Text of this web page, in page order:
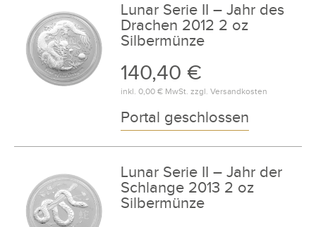
Lunar Serie II – Jahr des
Drachen 2012 2 oz
Silbermünze
140,40 €
inkl. 0,00 €MwSt. zzgl. Versandkosten
Portal geschlossen
Lunar Serie II – Jahr der
Schlange 2013 2 oz
Silbermünze